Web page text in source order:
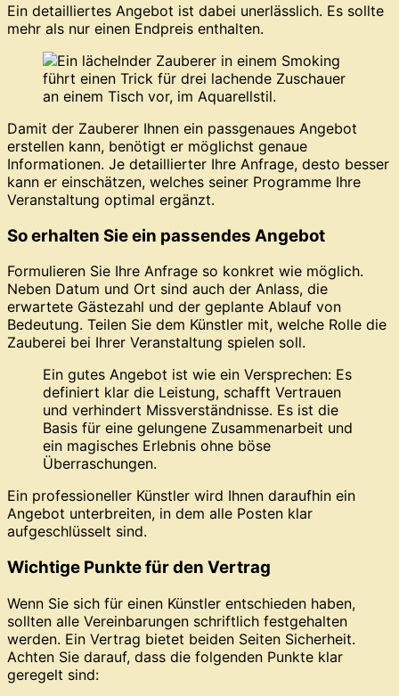
Ein detailliertes Angebot ist dabei unerlässlich. Es sollte
mehr als nur einen Endpreis enthalten.
Damit der Zauberer Ihnen ein passgenaues Angebot
erstellen kann, benötigt er möglichst genaue
Informationen. Je detaillierter Ihre Anfrage, desto besser
kann er einschätzen, welches seiner Programme Ihre
Veranstaltung optimal ergänzt.
So erhalten Sie ein passendes Angebot
Formulieren Sie Ihre Anfrage so konkret wie möglich.
Neben Datum und Ort sind auch der Anlass, die
erwartete Gästezahl und der geplante Ablauf von
Bedeutung. Teilen Sie dem Künstler mit, welche Rolle die
Zauberei bei Ihrer Veranstaltung spielen soll.
Ein gutes Angebot ist wie ein Versprechen: Es
definiert klar die Leistung, schafft Vertrauen
und verhindert Missverständnisse. Es ist die
Basis für eine gelungene Zusammenarbeit und
ein magisches Erlebnis ohne böse
Überraschungen.
Ein professioneller Künstler wird Ihnen daraufhin ein
Angebot unterbreiten, in dem alle Posten klar
aufgeschlüsselt sind.
Wichtige Punkte für den Vertrag
Wenn Sie sich für einen Künstler entschieden haben,
sollten alle Vereinbarungen schriftlich festgehalten
werden. Ein Vertrag bietet beiden Seiten Sicherheit.
Achten Sie darauf, dass die folgenden Punkte klar
geregelt sind: